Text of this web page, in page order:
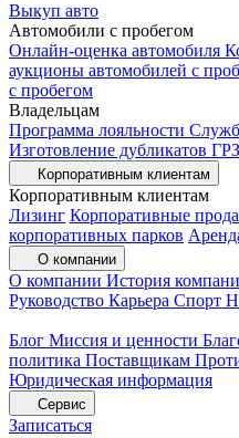
Выкуп авто
Автомобили с пробегом
Онлайн-оценка автомобиля
аукционы автомобилей с
с пробегом
Владельцам
Программа лояльности
Изготовление дубликатов ГРЗ
Корпоративным клиентам
Корпоративным клиентам
Лизинг Корпоративные
корпоративных парков
О компании
О компании История
Руководство Карьера Спорт
Блог Миссия и ценности
политика Поставщикам
Юридическая информация
Сервис
Записаться